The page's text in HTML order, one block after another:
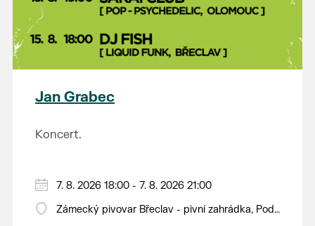
Jan Grabec
Koncert.
7. 8. 2026 18:00 - 7. 8. 2026 21:00
Zámecký pivovar Břeclav - pivní zahrádka, Pod